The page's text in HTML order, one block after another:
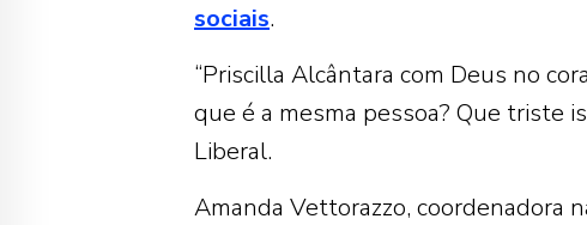
sociais.
“Priscilla Alcântara com Deus no
que é a mesma pessoa? Que triste
Liberal.
Amanda Vettorazzo, coordenadora